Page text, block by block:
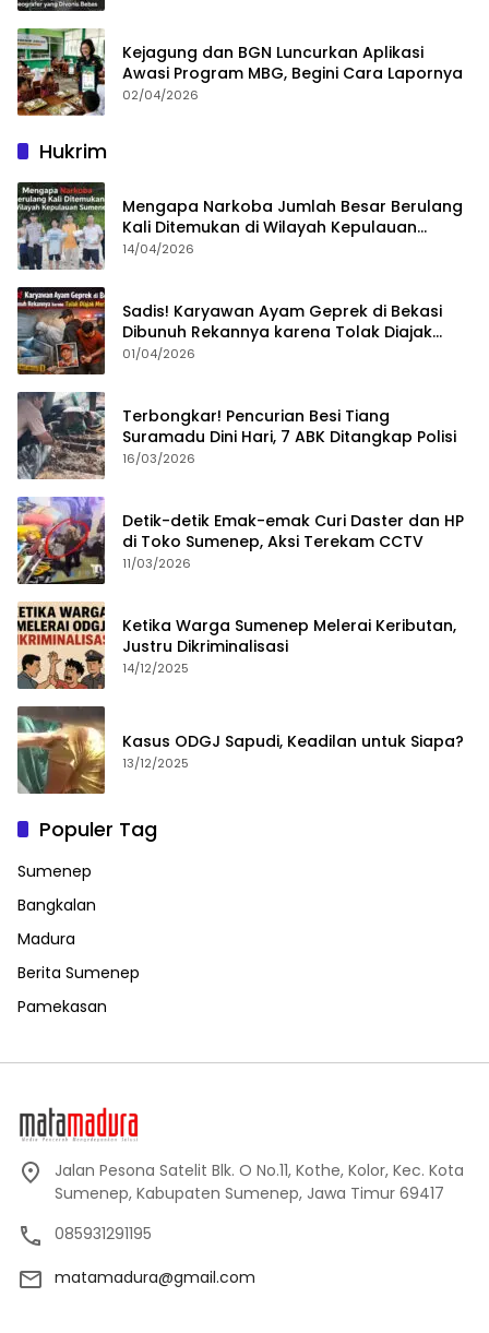
Kejagung dan BGN Luncurkan Aplikasi
Awasi Program MBG, Begini Cara Lapornya
02/04/2026
Hukrim
Mengapa Narkoba Jumlah Besar Berulang
Kali Ditemukan di Wilayah Kepulauan
Sumenep?
14/04/2026
Sadis! Karyawan Ayam Geprek di Bekasi
Dibunuh Rekannya karena Tolak Diajak
Merampok Majikan
01/04/2026
Terbongkar! Pencurian Besi Tiang
Suramadu Dini Hari, 7 ABK Ditangkap Polisi
16/03/2026
Detik-detik Emak-emak Curi Daster dan HP
di Toko Sumenep, Aksi Terekam CCTV
11/03/2026
Ketika Warga Sumenep Melerai Keributan,
Justru Dikriminalisasi
14/12/2025
Kasus ODGJ Sapudi, Keadilan untuk Siapa?
13/12/2025
Populer Tag
Sumenep
Bangkalan
Madura
Berita Sumenep
Pamekasan
Jalan Pesona Satelit Blk. O No.11, Kothe, Kolor, Kec. Kota
Sumenep, Kabupaten Sumenep, Jawa Timur 69417
085931291195
matamadura@gmail.com